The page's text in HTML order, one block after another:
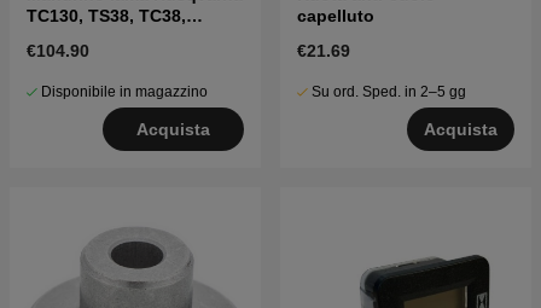
TC130, TS38, TC38,
€104.90
Disponibile in magazzino
Acquista
capelluto
€21.69
Su ord. Sped. in 2–5 gg
Acquista